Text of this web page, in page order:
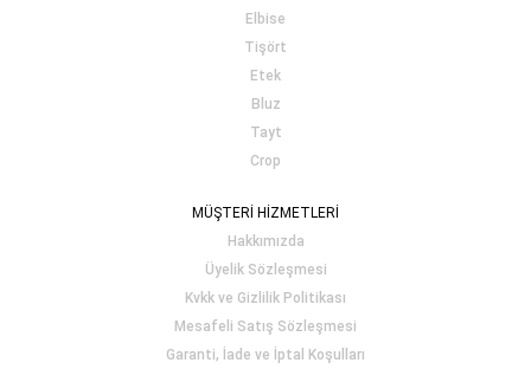
Elbise
Tişört
Etek
Bluz
Tayt
Crop
MÜŞTERİ HİZMETLERİ
Hakkımızda
Üyelik Sözleşmesi
Kvkk ve Gizlilik Politikası
Mesafeli Satış Sözleşmesi
Garanti, İade ve İptal Koşulları